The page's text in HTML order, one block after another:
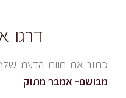
דרגו
כתוב את חוות הדעת
מבושם- אמבר מתוק